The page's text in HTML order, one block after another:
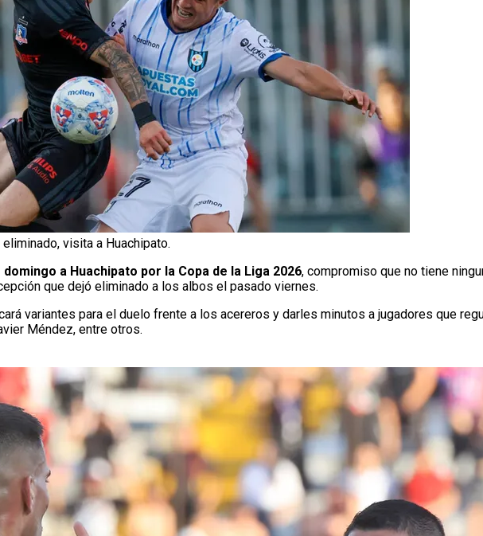
eliminado, visita a Huachipato.
a Huachipato por la Copa de la Liga 2026, compromiso que no tiene
que dejó eliminado a los albos el pasado viernes.
variantes para el duelo frente a los acereros y darles minutos a jugadores que
Méndez, entre otros.